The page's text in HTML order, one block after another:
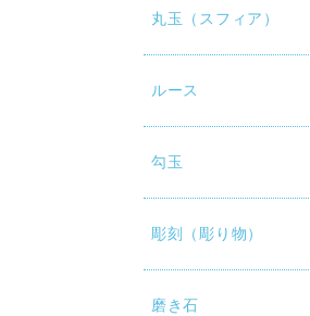
丸玉（スフィア）
ルース
勾玉
彫刻（彫り物）
磨き石